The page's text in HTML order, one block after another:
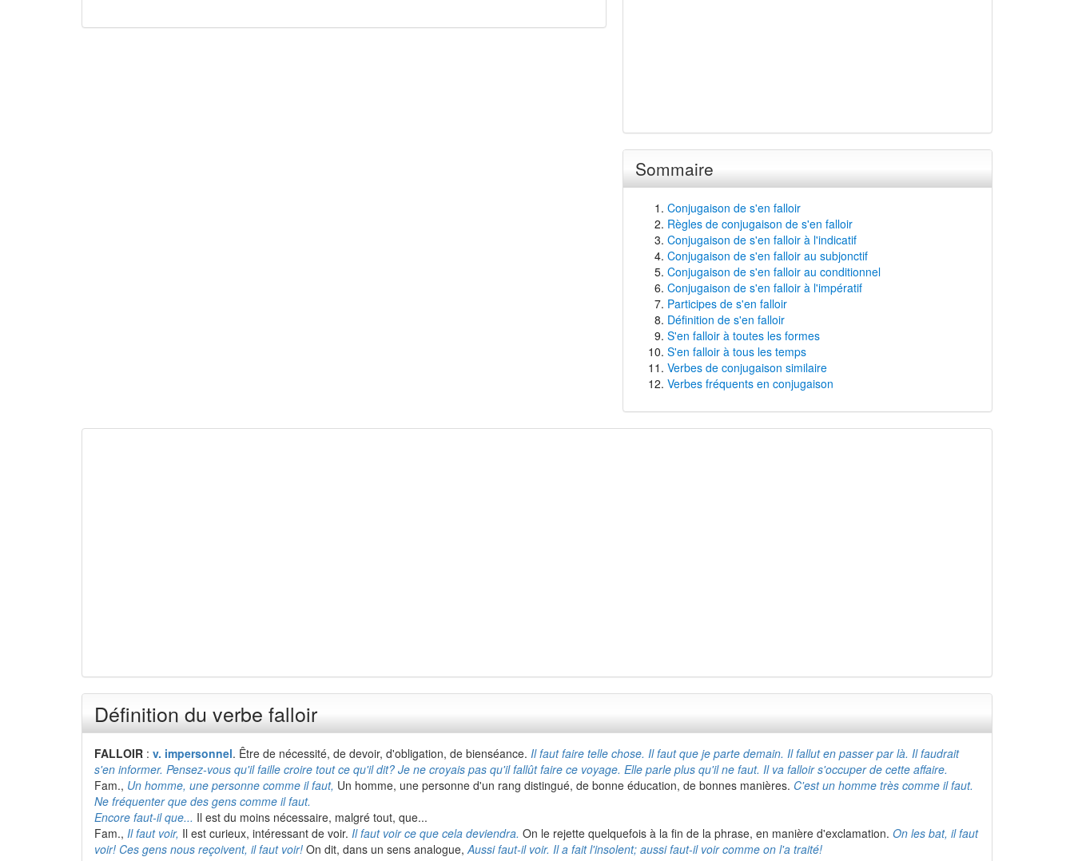
Sommaire
Conjugaison de s'en falloir
Règles de conjugaison de s'en falloir
Conjugaison de s'en falloir à l'indicatif
Conjugaison de s'en falloir au subjonctif
Conjugaison de s'en falloir au conditionnel
Conjugaison de s'en falloir à l'impératif
Participes de s'en falloir
Définition de s'en falloir
S'en falloir à toutes les formes
S'en falloir à tous les temps
Verbes de conjugaison similaire
Verbes fréquents en conjugaison
Définition du verbe falloir
FALLOIR : v. impersonnel. Être de nécessité, de devoir, d'obligation, de bienséance. Il faut faire telle chose. Il faut que je parte demain. Il fallut en passer par là. Il faudrait
s'en informer. Pensez-vous qu'il faille croire tout ce qu'il dit? Je ne croyais pas qu'il fallût faire ce voyage. Elle parle plus qu'il ne faut. Il va falloir s'occuper de cette affaire.
Fam., Un homme, une personne comme il faut, Un homme, une personne d'un rang distingué, de bonne éducation, de bonnes manières. C'est un homme très comme il faut.
Ne fréquenter que des gens comme il faut.
Encore faut-il que... Il est du moins nécessaire, malgré tout, que...
Fam., Il faut voir, Il est curieux, intéressant de voir. Il faut voir ce que cela deviendra. On le rejette quelquefois à la fin de la phrase, en manière d'exclamation. On les bat, il faut
voir! Ces gens nous reçoivent, il faut voir! On dit, dans un sens analogue,Aussi faut-il voir. Il a fait l'insolent; aussi faut-il voir comme on l'a traité!